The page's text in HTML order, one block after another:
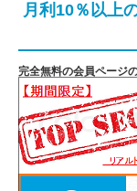
月利10％以上
完全無料の会員ページ